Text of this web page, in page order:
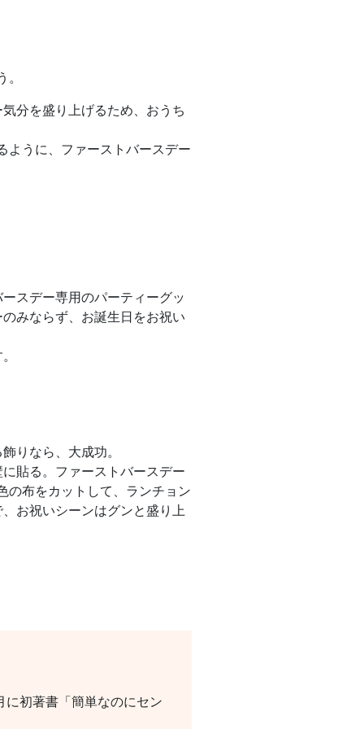
分を盛り上げるため、おうち
ように、ファーストバースデー
スデー専用のパーティーグッ
みならず、お誕生日をお祝い
りなら、大成功。
貼る。ファーストバースデー
の布をカットして、ランチョン
お祝いシーンはグンと盛り上
初著書「簡単なのにセン